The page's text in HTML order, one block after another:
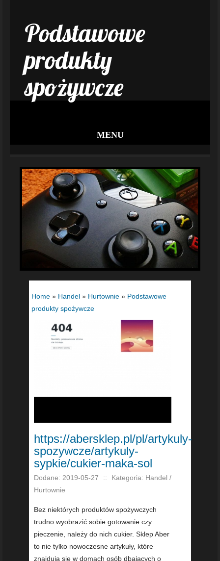
Podstawowe
produkty
spożywcze
MENU
Home » Handel » Hurtownie » Podstawowe
produkty spożywcze
https://abersklep.pl/pl/artykuly-
spozywcze/artykuly-
sypkie/cukier-maka-sol
Dodane: 2019-05-27 ::
Kategoria: Handel /
Hurtownie
Bez niektórych produktów spożywczych
trudno wyobrazić sobie gotowanie czy
pieczenie, należy do nich cukier. Sklep Aber
to nie tylko nowoczesne artykuły, które
znajdują się w domach osób dbających o